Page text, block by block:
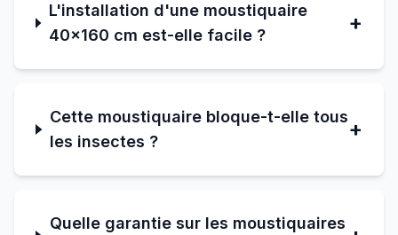
L'installation d'une moustiquaire
40×160 cm est-elle facile ?
+
Cette moustiquaire bloque-t-elle tous
les insectes ?
+
Quelle garantie sur les moustiquaires